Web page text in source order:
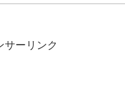
サーリンク